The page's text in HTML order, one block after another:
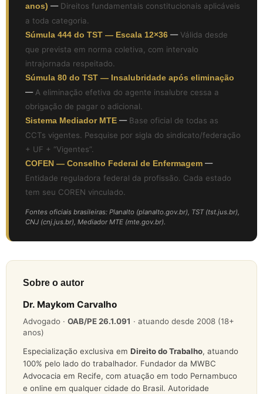
anos) — Direitos fundamentais constitucionais aplicáveis
a toda categoria.
Súmula 444 do TST — Escala 12×36 — Válida desde
que prevista em norma coletiva, com intervalo
intrajornada respeitado.
Súmula 80 do TST — Insalubridade após eliminação
—A eliminação efetiva do agente insalubre cessa a
obrigação de pagar o adicional.
Sistema Mediador MTE — Base oficial de todas as
CCTs vigentes. Pesquise por sigla do sindicato/federação
+ UF + “Vigentes”.
COFEN — Conselho Federal de Enfermagem —
Entidade reguladora federal da profissão. Cada estado
tem seu COREN vinculado.
Fontes oficiais brasileiras: Planalto (planalto.gov.br), TST (tst.jus.br),
CNJ (cnj.jus.br), Mediador MTE (mte.gov.br).
Sobre o autor
Dr. Maykom Carvalho
Advogado · OAB/PE 26.1.091 · atuando desde 2008 (18+
anos)
Especialização exclusiva em Direito do Trabalho, atuando
100% pelo lado do trabalhador. Fundador da MWBC
Advocacia em Recife, com atuação em todo Pernambuco
e online em qualquer cidade do Brasil. Autoridade